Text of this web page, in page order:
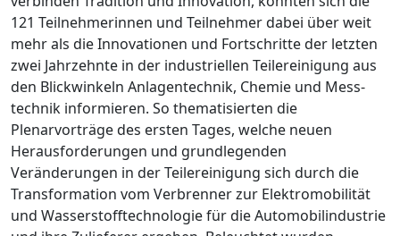
121 Teilnehmerinnen und Teilnehmer dabei über weit
mehr als die Innovationen und Fortschritte der letzten
zwei Jahrzehnte in der industriellen Teilereinigung aus
den Blickwinkeln Anlagentechnik, Chemie und Mess­
technik informieren. So thematisierten die
Plenarvorträge des ersten Tages, welche neuen
Herausforderungen und grundlegenden
Veränderungen in der Teilereinigung sich durch die
Transformation vom Verbrenner zur Elektromobilität
und Wasserstofftechnologie für die Automobilindustrie